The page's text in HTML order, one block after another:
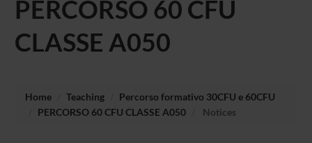
PERCORSO 60 CFU
CLASSE A050
Home Teaching
Percorso formativo 30CFU e 60CFU
PERCORSO 60 CFU CLASSE A050
Notices